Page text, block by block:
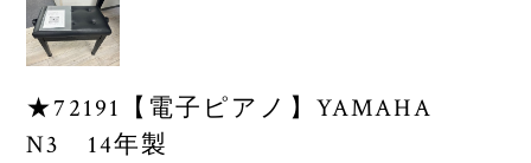
★72191【電子ピアノ】YAMAHA
N3 14年製